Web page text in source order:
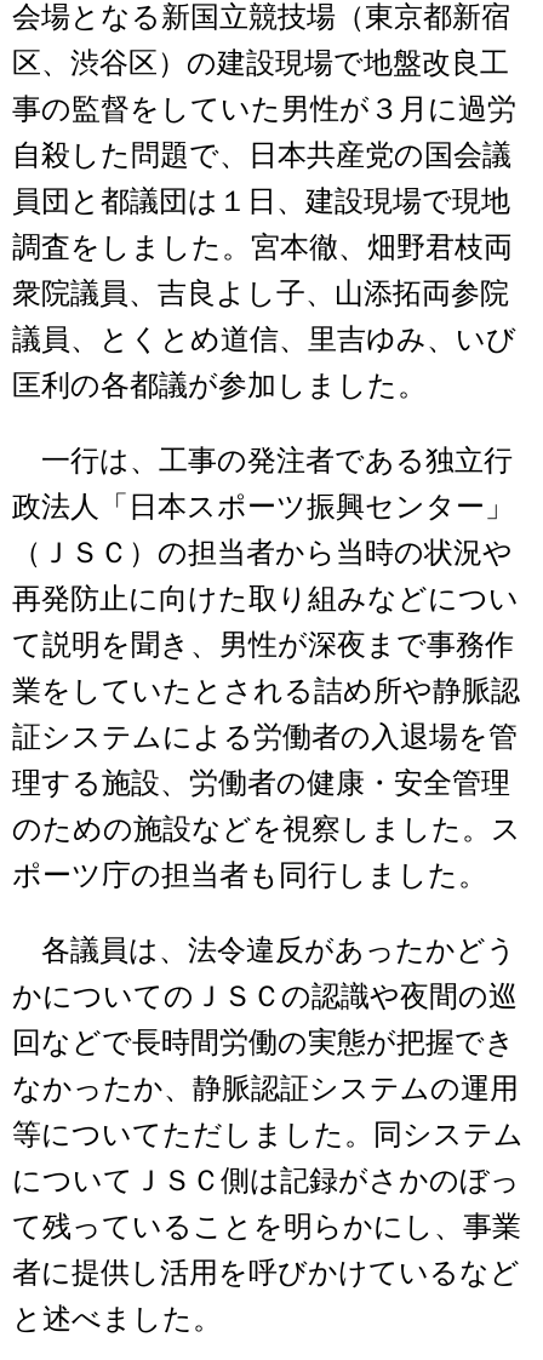
会場となる新国立競技場（東京都新宿
区、渋谷区）の建設現場で地盤改良工
事の監督をしていた男性が３月に過労
自殺した問題で、日本共産党の国会議
員団と都議団は１日、建設現場で現地
調査をしました。宮本徹、畑野君枝両
衆院議員、吉良よし子、山添拓両参院
議員、とくとめ道信、里吉ゆみ、いび
匡利の各都議が参加しました。
一行は、工事の発注者である独立行
政法人「日本スポーツ振興センター」
（ＪＳＣ）の担当者から当時の状況や
再発防止に向けた取り組みなどについ
て説明を聞き、男性が深夜まで事務作
業をしていたとされる詰め所や静脈認
証システムによる労働者の入退場を管
理する施設、労働者の健康・安全管理
のための施設などを視察しました。ス
ポーツ庁の担当者も同行しました。
各議員は、法令違反があったかどう
かについてのＪＳＣの認識や夜間の巡
回などで長時間労働の実態が把握でき
なかったか、静脈認証システムの運用
等についてただしました。同システム
についてＪＳＣ側は記録がさかのぼっ
て残っていることを明らかにし、事業
者に提供し活用を呼びかけているなど
と述べました。